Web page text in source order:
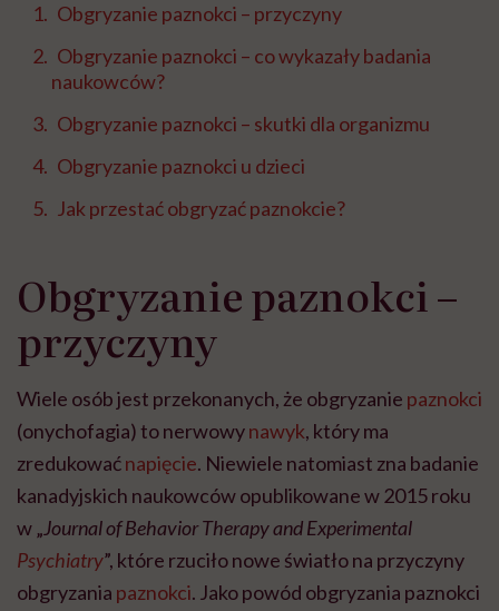
Obgryzanie paznokci – przyczyny
Obgryzanie paznokci – co wykazały badania
naukowców?
Obgryzanie paznokci – skutki dla organizmu
Obgryzanie paznokci u dzieci
Jak przestać obgryzać paznokcie?
Obgryzanie paznokci –
przyczyny
Wiele osób jest przekonanych, że obgryzanie paznokci
(onychofagia) to nerwowynawyk, który ma
zredukowaćnapięcie. Niewiele natomiast zna badanie
kanadyjskich naukowców opublikowane w 2015 roku
w „Journal of Behavior Therapy and Experimental
Psychiatry”, które rzuciło nowe światło na przyczyny
obgryzania paznokci. Jako powód obgryzania paznokci